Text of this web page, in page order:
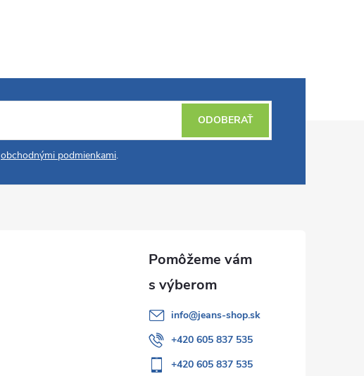
obchodnými podmienkami.
ODOBERAŤ
info@jeans-shop.sk
+420 605 837 535
+420 605 837 535